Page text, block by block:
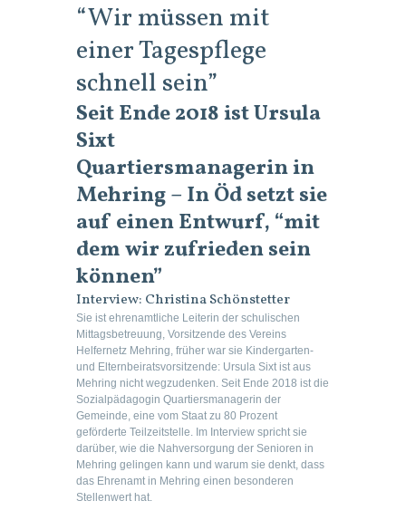
“Wir müssen mit
einer Tagespflege
schnell sein”
Seit Ende 2018 ist Ursula
Sixt
Quartiersmanagerin in
Mehring – In Öd setzt sie
auf einen Entwurf, “mit
dem wir zufrieden sein
können”
Interview: Christina Schönstetter
Sie ist ehrenamtliche Leiterin der schulischen
Mittagsbetreuung, Vorsitzende des Vereins
Helfernetz Mehring, früher war sie Kindergarten-
und Elternbeiratsvorsitzende: Ursula Sixt ist aus
Mehring nicht wegzudenken. Seit Ende 2018 ist die
Sozialpädagogin Quartiersmanagerin der
Gemeinde, eine vom Staat zu 80 Prozent
geförderte Teilzeitstelle. Im Interview spricht sie
darüber, wie die Nahversorgung der Senioren in
Mehring gelingen kann und warum sie denkt, dass
das Ehrenamt in Mehring einen besonderen
Stellenwert hat.